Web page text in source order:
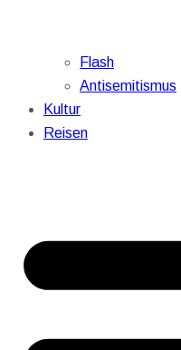
Flash
Antisemitismus
Kultur
Reisen